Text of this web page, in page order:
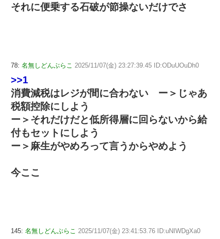
それに便乗する石破が節操ないだけでさ
78: 名無しどんぶらこ 2025/11/07(金) 23:27:39.45 ID:ODuUOuDh0
>>1
消費減税はレジが間に合わない ー＞じゃあ
税額控除にしよう
ー＞それだけだと低所得層に回らないから給
付もセットにしよう
ー＞麻生がやめろって言うからやめよう
今ここ
145: 名無しどんぶらこ 2025/11/07(金) 23:41:53.76 ID:uNIWDgXa0